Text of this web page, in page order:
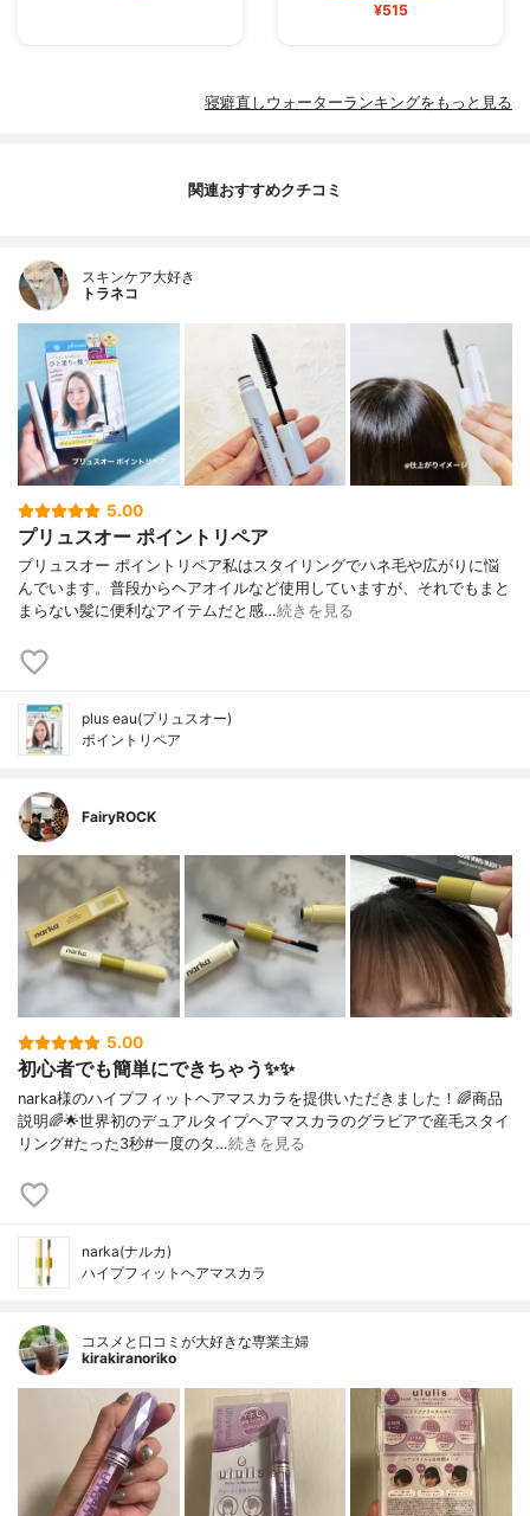
¥515
寝癖直しウォーターランキングをもっと見る
関連おすすめクチコミ
スキンケア大好き
トラネコ
5.00
プリュスオー ポイントリペア
プリュスオー ポイントリペア私はスタイリングでハネ毛や広がりに悩
んでいます。普段からヘアオイルなど使用していますが、それでもまと
まらない髪に便利なアイテムだと感…続きを見る
plus eau(プリュスオー)
ポイントリペア
FairyROCK
5.00
初心者でも簡単にできちゃう✨✨
narka様のハイプフィットヘアマスカラを提供いただきました！🌈商品
説明🌈🌟世界初のデュアルタイプヘアマスカラのグラビアで産毛スタイ
リング#たった3秒#一度のタ…続きを見る
narka(ナルカ)
ハイプフィットヘアマスカラ
コスメと口コミが大好きな専業主婦
kirakiranoriko